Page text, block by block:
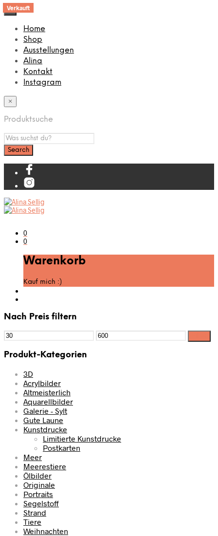
×
Home
Shop
Ausstellungen
Alina
Kontakt
Instagram
×
Produktsuche
0
0
Warenkorb
Kauf mich :)
Nach Preis filtern
Produkt-Kategorien
3D
Acrylbilder
Altmeisterlich
Aquarellbilder
Galerie - Sylt
Gute Laune
Kunstdrucke
Limitierte Kunstdrucke
Postkarten
Meer
Meerestiere
Ölbilder
Originale
Portraits
Segelstoff
Strand
Tiere
Weihnachten
Verkauft